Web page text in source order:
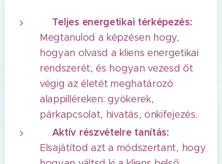
✅Teljes energetikai térképezés:
Megtanulod a képzésen hogy,
hogyan olvasd a kliens energetikai
rendszerét, és hogyan vezesd őt
végig az életét meghatározó
alappilléreken: gyökerek,
párkapcsolat, hivatás, önkifejezés.
✅Aktív részvételre tanítás:
Elsajátítod azt a módszertant, hogy